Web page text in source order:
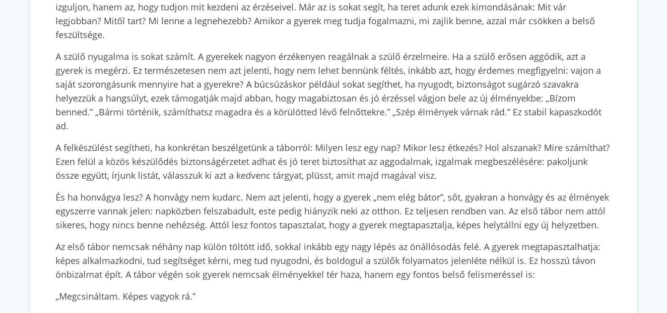
izguljon, hanem az, hogy tudjon mit kezdeni az érzéseivel. Már az is sokat segít, ha teret adunk ezek kimondásának: Mit vár
legjobban? Mitől tart? Mi lenne a legnehezebb? Amikor a gyerek meg tudja fogalmazni, mi zajlik benne, azzal már csökken a belső
feszültsége.
A szülő nyugalma is sokat számít. A gyerekek nagyon érzékenyen reagálnak a szülő érzelmeire. Ha a szülő erősen aggódik, azt a
gyerek is megérzi. Ez természetesen nem azt jelenti, hogy nem lehet bennünk féltés, inkább azt, hogy érdemes megfigyelni: vajon a
saját szorongásunk mennyire hat a gyerekre? A búcsúzáskor például sokat segíthet, ha nyugodt, biztonságot sugárzó szavakra
helyezzük a hangsúlyt, ezek támogatják majd abban, hogy magabiztosan és jó érzéssel vágjon bele az új élményekbe: „Bízom
benned.” „Bármi történik, számíthatsz magadra és a körülötted lévő felnőttekre.” „Szép élmények várnak rád.” Ez stabil kapaszkodót
ad.
A felkészülést segítheti, ha konkrétan beszélgetünk a táborról: Milyen lesz egy nap? Mikor lesz étkezés? Hol alszanak? Mire számíthat?
Ezen felül a közös készülődés biztonságérzetet adhat és jó teret biztosíthat az aggodalmak, izgalmak megbeszélésére: pakoljunk
össze együtt, írjunk listát, válasszuk ki azt a kedvenc tárgyat, plüsst, amit majd magával visz.
És ha honvágya lesz? A honvágy nem kudarc. Nem azt jelenti, hogy a gyerek „nem elég bátor”, sőt, gyakran a honvágy és az élmények
egyszerre vannak jelen: napközben felszabadult, este pedig hiányzik neki az otthon. Ez teljesen rendben van. Az első tábor nem attól
sikeres, hogy nincs benne nehézség. Attól lesz fontos tapasztalat, hogy a gyerek megtapasztalja, képes helytállni egy új helyzetben.
Az első tábor nemcsak néhány nap külön töltött idő, sokkal inkább egy nagy lépés az önállósodás felé. A gyerek megtapasztalhatja:
képes alkalmazkodni, tud segítséget kérni, meg tud nyugodni, és boldogul a szülők folyamatos jelenléte nélkül is. Ez hosszú távon
önbizalmat épít. A tábor végén sok gyerek nemcsak élményekkel tér haza, hanem egy fontos belső felismeréssel is:
„Megcsináltam. Képes vagyok rá.”